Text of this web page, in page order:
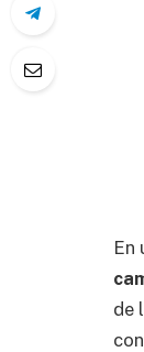
En
de